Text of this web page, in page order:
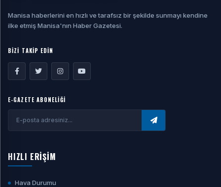
Manisa haberlerini en hızlı ve tarafsız bir şekilde sunmayı kendine
ilke etmiş Manisa'nın Haber Gazetesi.
BİZİ TAKİP EDİN
E-GAZETE ABONELİĞİ
HIZLI ERİŞİM
Hava Durumu